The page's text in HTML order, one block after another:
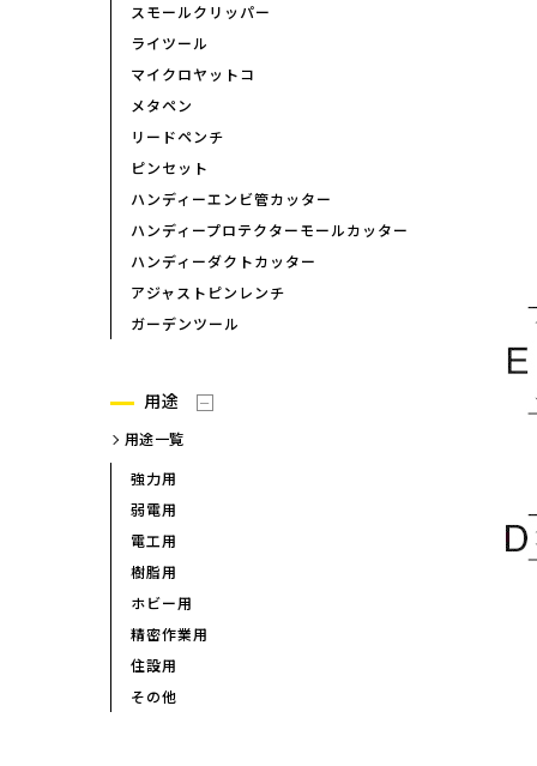
スモールクリッパー
ライツール
マイクロヤットコ
メタペン
リードペンチ
ピンセット
ハンディーエンビ管カッター
ハンディープロテクターモールカッター
ハンディーダクトカッター
アジャストピンレンチ
ガーデンツール
用途
用途一覧
強力用
弱電用
電工用
樹脂用
ホビー用
精密作業用
住設用
その他